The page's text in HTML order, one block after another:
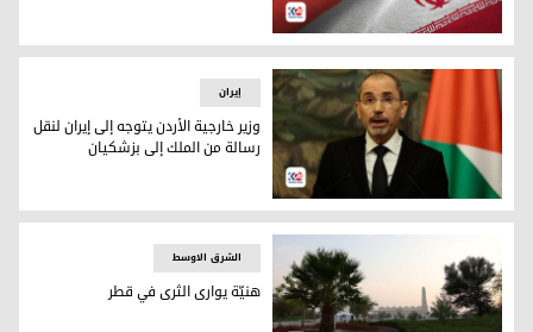
موسكو وطهران ستوقعان معاهدة "شراكة استراتيجية
وزير الخارجية الأردني أيمن الصفدي
إيران
وزير خارجية الأردن يتوجه إلى إيران لنقل
رسالة من الملك إلى بزشكيان
الشرق الاوسط
هنيّة يوارى الثرى في قطر